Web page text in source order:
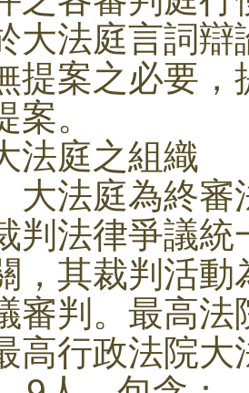
大法庭言詞
提案之必要
案。
法庭之組織
大法庭為終
判法律爭議
，其裁判活
審判。最高
高行政法院